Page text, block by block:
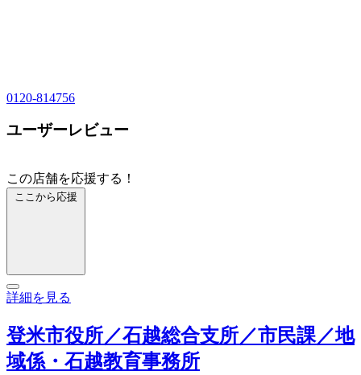
0120-814756
ユーザーレビュー
この店舗を応援する！
ここから応援
詳細を見る
登米市役所／石越総合支所／市民課／地
域係・石越教育事務所